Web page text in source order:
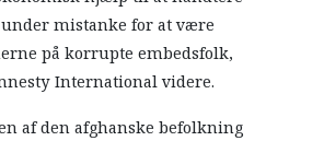
mistanke for at være
på korrupte embedsfolk,
International videre.
af den afghanske befolkning